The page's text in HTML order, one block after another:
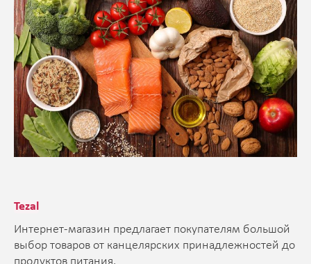
Tezal
Интернет-магазин предлагает покупателям большой
выбор товаров от канцелярских принадлежностей до
продуктов питания.